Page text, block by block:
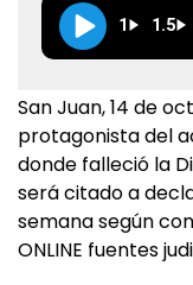
1 1.5
San Juan, 14 de
protagonista del
donde falleció la
será citado a
semana según
ONLINE fuentes